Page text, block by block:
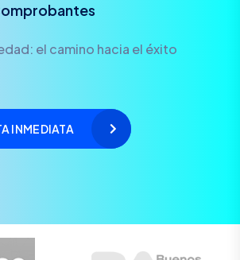
el camino hacia el éxito
INMEDIATA